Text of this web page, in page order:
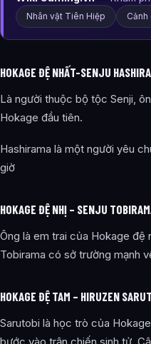
Nhân vật Tiên Hiệp Cảnh
HOKAGE ĐỆ NHẤT-SENJU
Là người thuộc bộ tộc Senji,
Hokage đầu tiên.
Hashirama là một người yêu
giờ
HOKAGE ĐỆ NHỊ – SENJU
Ông là em trai của Hokage đệ
Tobirama có sở trường mạnh
HOKAGE ĐỆ TAM – HIRUZEN
Sarutobi là học trò của